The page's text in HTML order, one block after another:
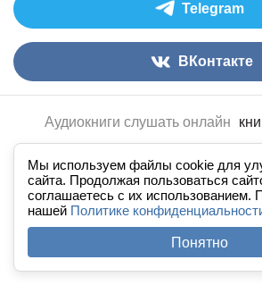
Мы используем файлы cookie для
сайта. Продолжая пользоваться
соглашаетесь с их
нашей Политике
Понятно
Telegram
ВКонтакте
Аудиокниги слушать онлайн
По всем вопросам:
FAQ
· Правила сайта ·
Полная версия
· Новый